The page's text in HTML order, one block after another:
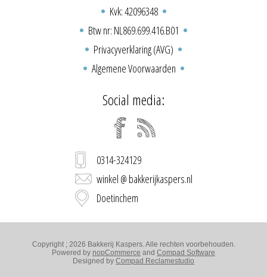
Kvk: 42096348
Btw nr: NL869.699.416.B01
Privacyverklaring (AVG)
Algemene Voorwaarden
Social media:
0314-324129
winkel @ bakkerijkaspers.nl
Doetinchem
Copyright ; 2026 Bakkerij Kaspers. Alle rechten voorbehouden.
Powered by nopCommerce and Compad Software
Designed by Compad Reclamestudio